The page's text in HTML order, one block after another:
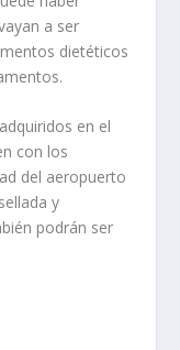
a ser
dietéticos
en el
con los
del aeropuerto
y
podrán ser